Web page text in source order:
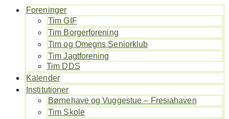
Foreninger
Tim GIF
Tim Borgerforening
Tim og Omegns Seniorklub
Tim Jagtforening
Tim DDS
Kalender
Institutioner
Børnehave og Vuggestue – Fresiahaven
Tim Skole